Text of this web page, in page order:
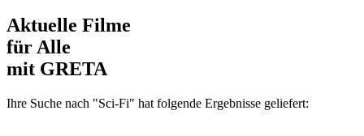
Aktuelle Filme
für Alle
mit GRETA
Ihre Suche nach "Sci-Fi" hat folgende Ergebnisse geliefert: